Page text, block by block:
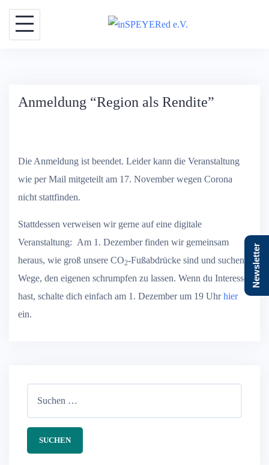
Skip
Anmeldung “Region als Rendite”
Die Anmeldung ist beendet. Leider kann die Veranstaltung
wie per Mail mitgeteilt am 17. November wegen Corona
nicht stattfinden.
Stattdessen verweisen wir gerne auf eine digitale
Veranstaltung: Am 1. Dezember finden wir gemeinsam
heraus, wie groß unsere CO2-Fußabdrücke sind und suchen
Wege, den eigenen schrumpfen zu lassen. Wenn du Interesse
hast, schalte dich einfach am 1. Dezember um 19 Uhrhier
ein.
Newsletter